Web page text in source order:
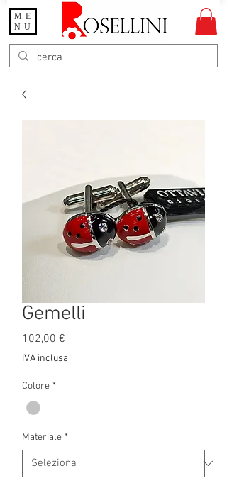
Gioielleria Rosellini
Rosellini online
ME
NU
Gemelli
102,00 €
IVA inclusa
Colore *
Materiale *